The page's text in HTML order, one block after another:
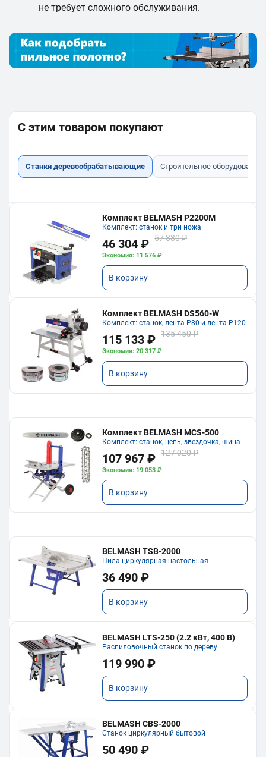
не требует сложного обслуживания.
С этим товаром покупают
Станки деревообрабатывающие Строительное оборудование
Комплект BELMASH P2200M
Комплект: станок и три ножа
46 304 ₽ 57 880 ₽
Экономия: 11 576 ₽
В корзину
Комплект BELMASH DS560-W
Комплект: станок, лента P80 и лента P120
115 133 ₽ 135 450 ₽
Экономия: 20 317 ₽
В корзину
Комплект BELMASH MCS-500
Комплект: станок, цепь, звездочка, шина
107 967 ₽ 127 020 ₽
Экономия: 19 053 ₽
В корзину
BELMASH TSB-2000
Пила циркулярная настольная
36 490 ₽
В корзину
BELMASH LTS-250 (2.2 кВт, 400 В)
Распиловочный станок по дереву
119 990 ₽
В корзину
BELMASH CBS-2000
Станок циркулярный бытовой
50 490 ₽